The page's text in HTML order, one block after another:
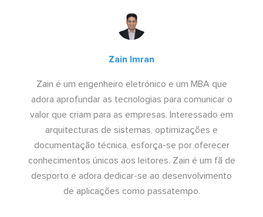
Zain Imran
Zain é um engenheiro eletrónico e um MBA que
adora aprofundar as tecnologias para comunicar o
valor que criam para as empresas. Interessado em
arquitecturas de sistemas, optimizações e
documentação técnica, esforça-se por oferecer
conhecimentos únicos aos leitores. Zain é um fã de
desporto e adora dedicar-se ao desenvolvimento
de aplicações como passatempo.